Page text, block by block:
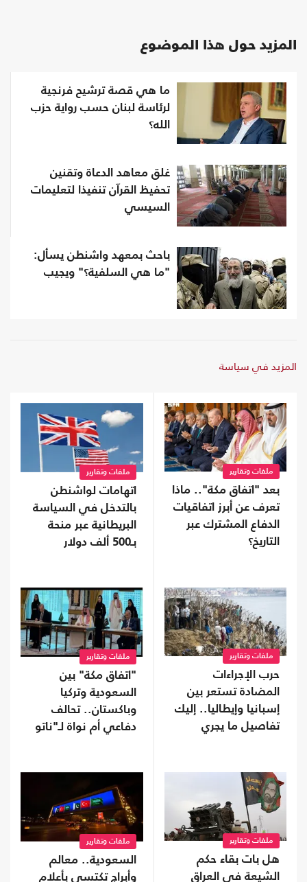
المزيد حول هذا الموضوع
ما هي قصة ترشيح فرنجية
لرئاسة لبنان حسب رواية حزب
الله؟
غلق معاهد الدعاة وتقنين
تحفيظ القرآن تنفيذا لتعليمات
السيسي
باحث بمعهد واشنطن يسأل:
"ما هي السلفية؟" ويجيب
المزيد في سياسة
ملفات وتقارير
بعد "اتفاق مكة".. ماذا
تعرف عن أبرز اتفاقيات
الدفاع المشترك عبر
التاريخ؟
ملفات وتقارير
اتهامات لواشنطن
بالتدخل في السياسة
البريطانية عبر منحة
بـ500 ألف دولار
ملفات وتقارير
حرب الإجراءات
المضادة تستعر بين
إسبانيا وإيطاليا.. إليك
تفاصيل ما يجري
ملفات وتقارير
"اتفاق مكة" بين
السعودية وتركيا
وباكستان.. تحالف
دفاعي أم نواة لـ"ناتو
ملفات وتقارير
هل بات بقاء حكم
الشيعة في العراق
ملفات وتقارير
السعودية.. معالم
وأبراج تكتسي بأعلام